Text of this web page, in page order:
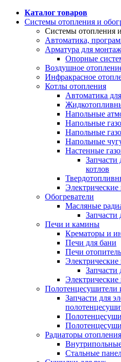
Каталог товаров
Системы отопления и
Системы отопления
Автоматика,
Арматура для
Опорные
Воздушное
Инфракрасное
Котлы отопления
Автоматика
Напольные
Напольные
Напольные
Напольные
Настенные
Запчасти
котлов
Электрические
Обогреватели
Масляные
Запчасти
Печи и камины
Крематоры и
Печи для бани
Печи
Запчасти
Электрические
Полотенцесушители
Запчасти для
Радиаторы отопления
Стальные